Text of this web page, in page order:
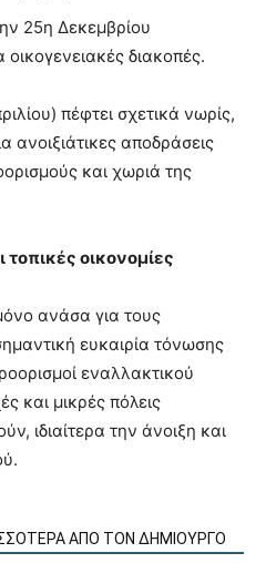
25η Δεκεμβρίου
διακοπές.
πέφτει σχετικά νωρίς,
ανοιξιάτικες αποδράσεις
και χωριά της
τοπικές οικονομίες
ανάσα για τους
ευκαιρία τόνωσης
εναλλακτικού
και μικρές πόλεις
ιδιαίτερα την άνοιξη και
ΑΠΟ ΤΟΝ ΔΗΜΙΟΥΡΓΟ